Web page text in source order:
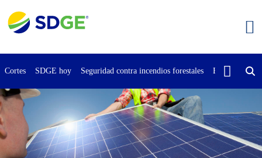
contenido
Cortes SDGE hoy Seguridad contra incendios forestales Buscar